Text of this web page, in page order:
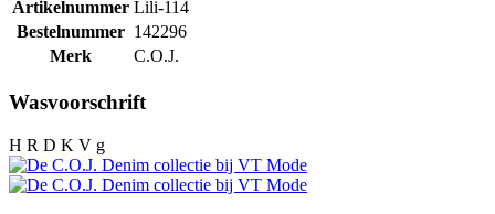
Artikelnummer Lili-114
Bestelnummer 142296
Merk
C.O.J.
Wasvoorschrift
H R D K V g